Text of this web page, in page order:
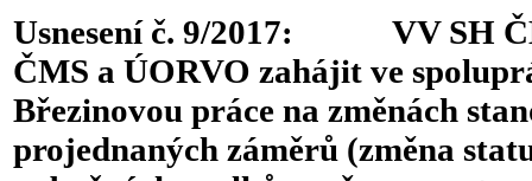
Usnesení č. 9/2017: VV SH
ČMS a ÚORVO zahájit ve
Březinovou práce na změnách
projednaných záměrů (změna